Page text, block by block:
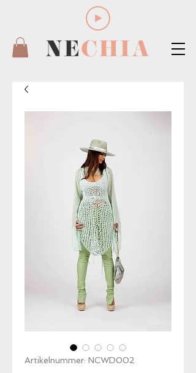
Artikelnummer: NCWD002